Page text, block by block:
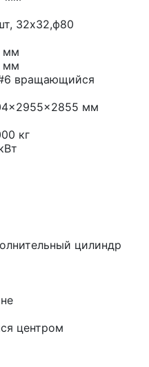
32х32,ф80
мм
мм
вращающийся
мм
кг
цилиндр
центром